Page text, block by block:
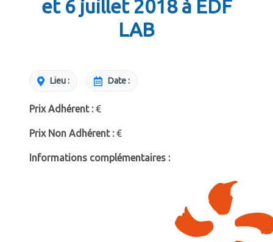
et 6 juillet 2018 à EDF
LAB
Lieu : Date :
Prix Adhérent :€
Prix Non Adhérent :€
Informations complémentaires :